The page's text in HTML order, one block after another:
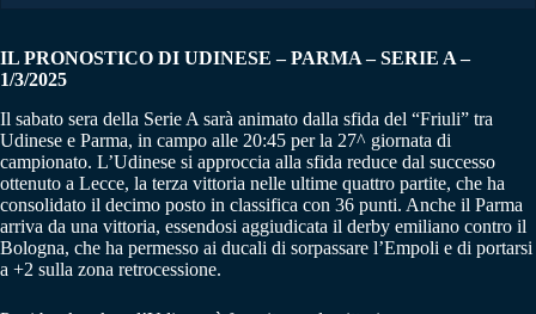
IL PRONOSTICO DI UDINESE – PARMA–SERIE A –
1/3/2025
Il sabato sera della Serie A sarà animato dalla sfida del “Friuli” tra
Udinese e Parma, in campo alle 20:45 per la 27^ giornata di
campionato. L’Udinese si approccia alla sfida reduce dal successo
ottenuto a Lecce, la terza vittoria nelle ultime quattro partite, che ha
consolidato il decimo posto in classifica con 36 punti. Anche il Parma
arriva da una vittoria, essendosi aggiudicata il derby emiliano contro il
Bologna, che ha permesso ai ducali di sorpassare l’Empoli e di portarsi
a +2 sulla zona retrocessione.